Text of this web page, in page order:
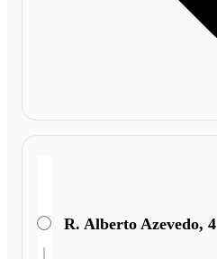
R. Alberto Azevedo, 4